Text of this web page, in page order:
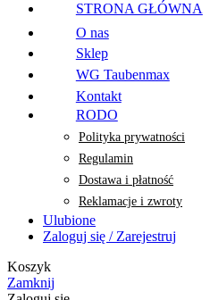
STRONA GŁÓWNA
O nas
Sklep
WG Taubenmax
Kontakt
RODO
Polityka prywatności
Regulamin
Dostawa i płatność
Reklamacje i zwroty
Ulubione
Zaloguj się / Zarejestruj
Koszyk
Zamknij